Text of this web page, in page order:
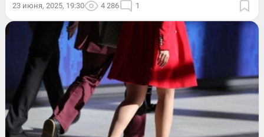
23 июня, 2025, 19:30 4 286 1